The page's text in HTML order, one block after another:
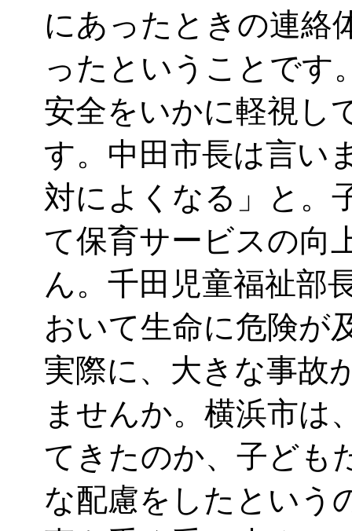
にあったときの連絡
ったということです
安全をいかに軽視し
す。中田市長は言い
対によくなる」と。
て保育サービスの向
ん。千田児童福祉部
おいて生命に危険が
実際に、大きな事故
ませんか。横浜市は
てきたのか、子ども
な配慮をしたという